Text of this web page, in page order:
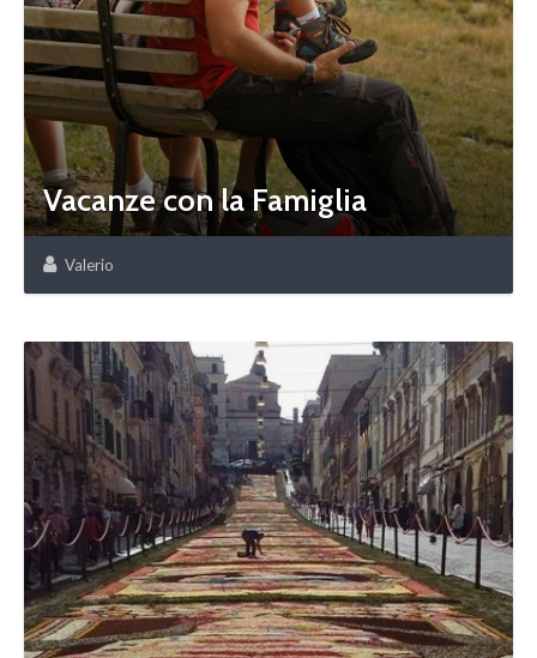
Vacanze con la Famiglia
Valerio